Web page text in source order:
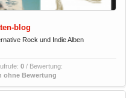
blog
Rock und Indie Alben
0 / Bewertung:
ohne Bewertung